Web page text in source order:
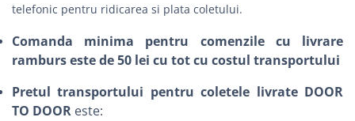
telefonic pentru ridicarea si plata coletului.
Comanda minima pentru comenzile cu livrare
ramburs este de 50 lei cu tot cu costul transportului
Pretul transportului pentru coletele livrate DOOR
TO DOOR este: